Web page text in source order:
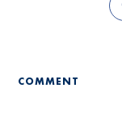
COMMENT